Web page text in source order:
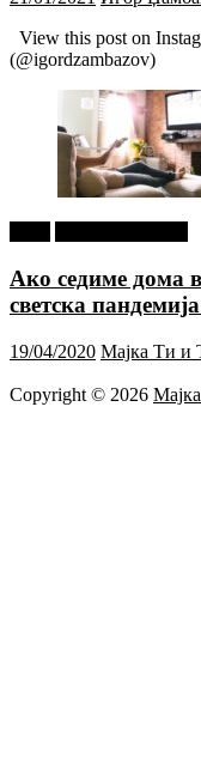
View this post on
(@igordzambazov)
Ако седиме дома
светска
19/04/2020 Мајка Ти и
Copyright © 2026